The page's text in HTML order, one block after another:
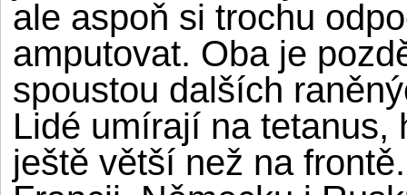
ale aspoň si trochu
amputovat. Oba je
spoustou dalších
Lidé umírají na tetanus,
ještě větší než na